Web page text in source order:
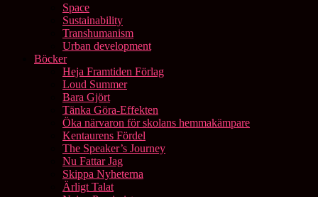
Space
Sustainability
Transhumanism
Urban development
Böcker
Heja Framtiden Förlag
Loud Summer
Bara Gjört
Tänka Göra-Effekten
Öka närvaron för skolans hemmakämpare
Kentaurens Fördel
The Speaker’s Journey
Nu Fattar Jag
Skippa Nyheterna
Ärligt Talat